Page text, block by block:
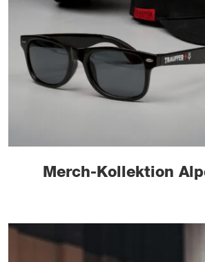
Merch-Kollektion